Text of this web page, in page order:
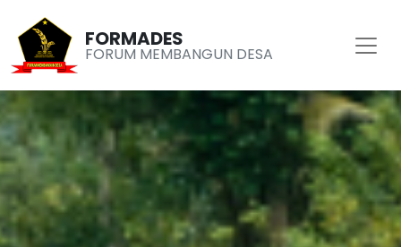
FORMADES
FORUM MEMBANGUN DESA